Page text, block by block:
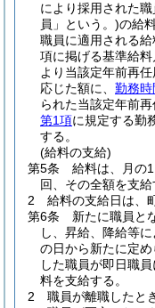
により採用された職
員」という。)の給
職員に適用される
項に掲げる基準給料
より当該定年前再
応じた額に、 勤務
られた当該定年前
第1項に規定する勤
する。
(給料の支給)
第5条
給料は、月の
回、その全額を支給
2
給料の支給日は、
第6条
新たに職員と
し、昇給、降給等
の日から新たに定め
した職員が即日職
料を支給する。
2
職員が離職したと